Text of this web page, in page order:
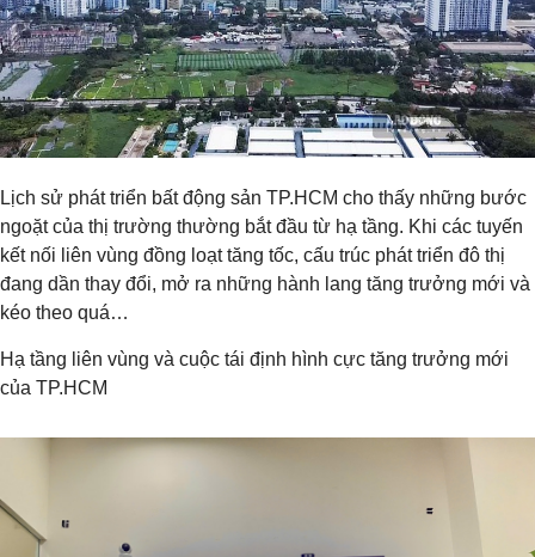
Lịch sử phát triển bất động sản TP.HCM cho thấy những bước
ngoặt của thị trường thường bắt đầu từ hạ tầng. Khi các tuyến
kết nối liên vùng đồng loạt tăng tốc, cấu trúc phát triển đô thị
đang dần thay đổi, mở ra những hành lang tăng trưởng mới và
kéo theo quá…
Hạ tầng liên vùng và cuộc tái định hình cực tăng trưởng mới
của TP.HCM